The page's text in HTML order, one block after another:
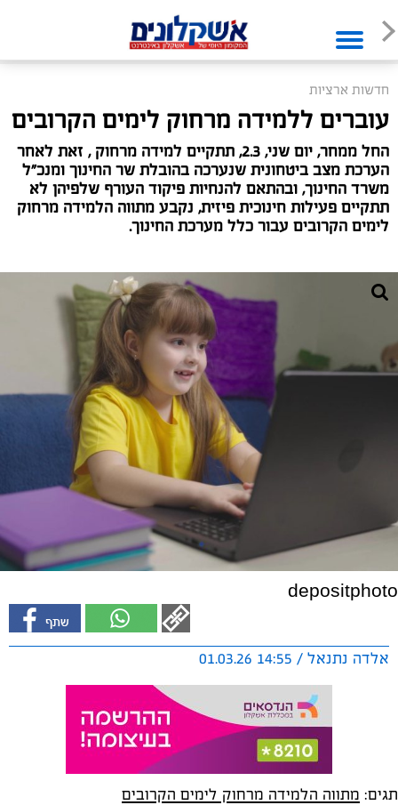
חדשות ארציות
עוברים ללמידה מרחוק לימים הקרובים
החל ממחר, יום שני, 2.3, תתקיים למידה מרחוק , זאת לאחר
הערכת מצב ביטחונית שנערכה בהובלת שר החינוך ומנכ"ל
משרד החינוך, ובהתאם להנחיות פיקוד העורף שלפיהן לא
תתקיים פעילות חינוכית פיזית, נקבע מתווה הלמידה מרחוק
לימים הקרובים עבור כלל מערכת החינוך.
depositphoto
אלדה נתנאל / 14:55 01.03.26
תגים: מתווה הלמידה מרחוק לימים הקרובים